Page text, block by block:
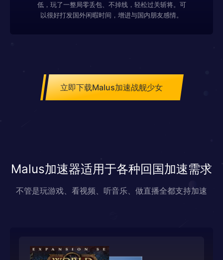
低，玩了一整局零丢包、不掉线，轻松过关斩将。可
以很好打发国外闲暇时间，增进与国内朋友感情。
立即下载Malus加速战舰少女
Malus加速器适用于各种回国加速需求
不管是玩游戏、看视频、听音乐、做直播全都支持加速